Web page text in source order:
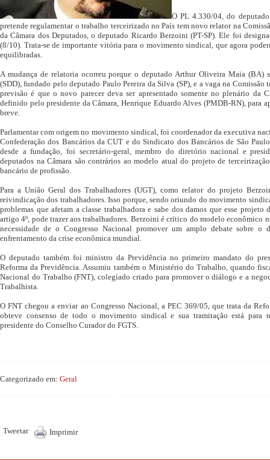
O PL 4.330/04, do
pretende regulamentar o trabalho terceirizado no País tem novo relator na
da Câmara dos Deputados, o deputado Ricardo Berzoini (PT-SP). Ele foi
(8/10). Trata-se de importante vitória para o movimento sindical, que agora
equilibradas.
A mudança de relatoria ocorreu porque o deputado Arthur Oliveira Maia (BA)
(SDD), fundado pelo deputado Paulo Pereira da Silva (SP), e a vaga na
previsão é que o novo parecer deva ser apresentado somente no plenário da
definido pelo presidente da Câmara, Henrique Eduardo Alves (PMDB-RN), para
breve.
Parlamentar com origem no movimento sindical, foi coordenador da executiva
Confederação dos Bancários da CUT e do Sindicato dos Bancários de São
desde a fundação, foi secretário-geral, membro do diretório nacional e
deputados na Câmara são contrários ao modelo atual do projeto de
bancário de profissão.
Para a União Geral dos Trabalhadores (UGT), como relator do projeto
reivindicação dos trabalhadores. Isso porque, sendo oriundo do movimento
problemas que afetam a classe trabalhadora e sabe dos damos que esse
artigo 4º, pode trazer aos trabalhadores. Berzoini é crítico do modelo econômico
necessidade de o Congresso Nacional promover um amplo debate sobre o
enfrentamento da crise econômica mundial.
O deputado também foi ministro da Previdência no primeiro mandato do
Reforma da Previdência. Assumiu também o Ministério do Trabalho, quando
Nacional do Trabalho (FNT), colegiado criado para promover o diálogo e a
Trabalhista.
O FNT chegou a enviar ao Congresso Nacional, a PEC 369/05, que trata da
obteve consenso de todo o movimento sindical e sua tramitação está para
presidente do Conselho Curador do FGTS.
Categorizado em: Geral
Tweetar Imprimir